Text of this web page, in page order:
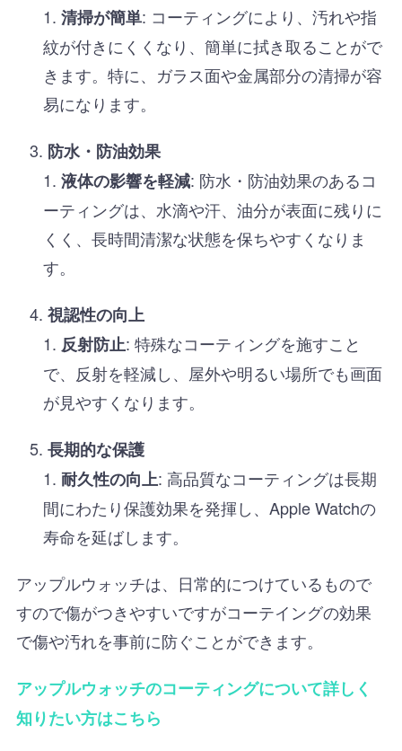
清掃が簡単: コーティングにより、汚れや指
紋が付きにくくなり、簡単に拭き取ることがで
きます。特に、ガラス面や金属部分の清掃が容
易になります。
防水・防油効果
液体の影響を軽減: 防水・防油効果のあるコ
ーティングは、水滴や汗、油分が表面に残りに
くく、長時間清潔な状態を保ちやすくなりま
す。
視認性の向上
反射防止: 特殊なコーティングを施すこと
で、反射を軽減し、屋外や明るい場所でも画面
が見やすくなります。
長期的な保護
耐久性の向上: 高品質なコーティングは長期
間にわたり保護効果を発揮し、Apple Watchの
寿命を延ばします。
アップルウォッチは、日常的につけているもので
すので傷がつきやすいですがコーテイングの効果
で傷や汚れを事前に防ぐことができます。
アップルウォッチのコーティングについて詳しく
知りたい方はこちら